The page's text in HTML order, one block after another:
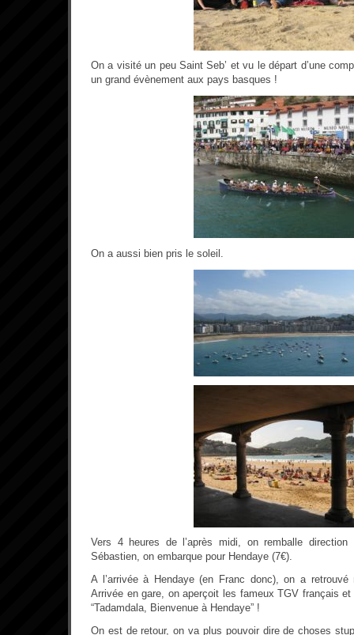
On a visité un peu Saint Seb’ et vu le départ d’une
un grand évènement aux pays basques !
On a aussi bien pris le soleil.
Vers 4 heures de l’après midi, on remballe
Sébastien, on embarque pour Hendaye (7€).
A l’arrivée à Hendaye (en Franc donc), on a
Arrivée en gare, on aperçoit les fameux TGV français
“Tadamdala, Bienvenue à Hendaye” !
On est de retour, on va plus pouvoir dire de choses